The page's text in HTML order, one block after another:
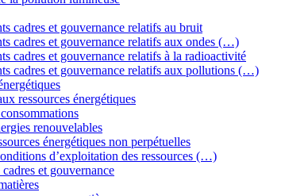
cadres et gouvernance relatifs au bruit
cadres et gouvernance relatifs aux ondes (…)
cadres et gouvernance relatifs à la radioactivité
cadres et gouvernance relatifs aux pollutions (…)
ressources énergétiques
renouvelables
énergétiques non perpétuelles
d’exploitation des ressources (…)
et gouvernance